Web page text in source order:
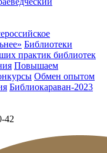
Библиотеки
практик библиотек
Повышаем
Обмен опытом
Библиокараван-2023
42